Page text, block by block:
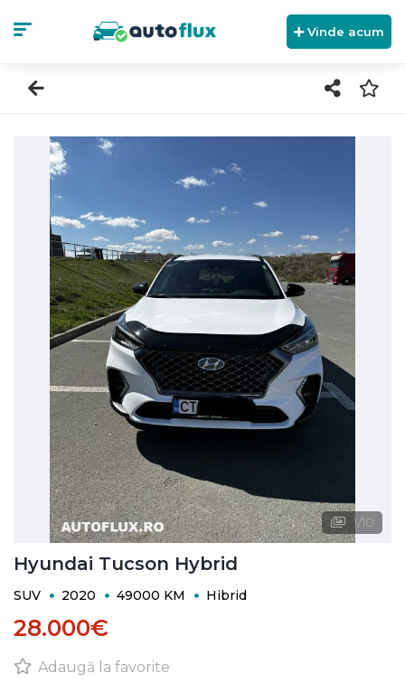
Vinde acum
1/10
Hyundai Tucson Hybrid
SUV 2020 49000 KM Hibrid
28.000€
Adaugă la favorite